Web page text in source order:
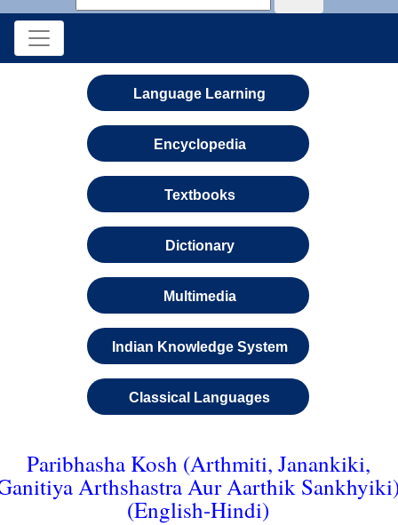
Language Learning
Encyclopedia
Textbooks
Dictionary
Multimedia
Indian Knowledge System
Classical Languages
Paribhasha Kosh (Arthmiti, Janankiki,
Arthshastra Aur Aarthik
(English-Hindi)